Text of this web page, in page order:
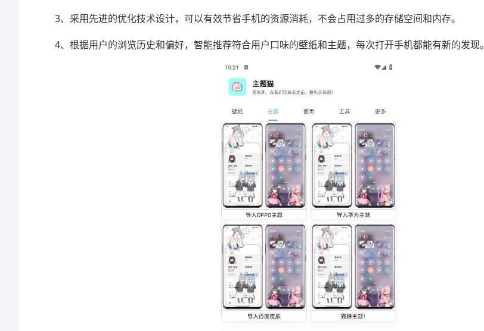
3、采用先进的优化技术设计，可以有效节省手机的资源消耗，不会占用过多的存储空间和内存。
4、根据用户的浏览历史和偏好，智能推荐符合用户口味的壁纸和主题，每次打开手机都能有新的发现。